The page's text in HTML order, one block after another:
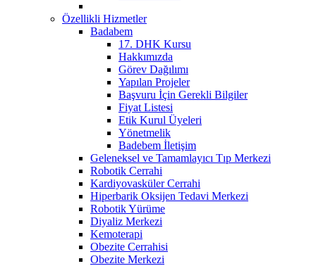
Özellikli Hizmetler
Badabem
17. DHK Kursu
Hakkımızda
Görev Dağılımı
Yapılan Projeler
Başvuru İçin Gerekli Bilgiler
Fiyat Listesi
Etik Kurul Üyeleri
Yönetmelik
Badebem İletişim
Geleneksel ve Tamamlayıcı Tıp Merkezi
Robotik Cerrahi
Kardiyovasküler Cerrahi
Hiperbarik Oksijen Tedavi Merkezi
Robotik Yürüme
Diyaliz Merkezi
Kemoterapi
Obezite Cerrahisi
Obezite Merkezi